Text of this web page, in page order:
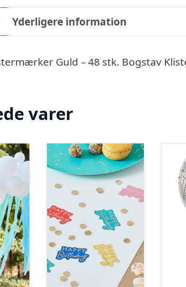
Yderligere information
Guld – 48 stk. Bogstav
varer